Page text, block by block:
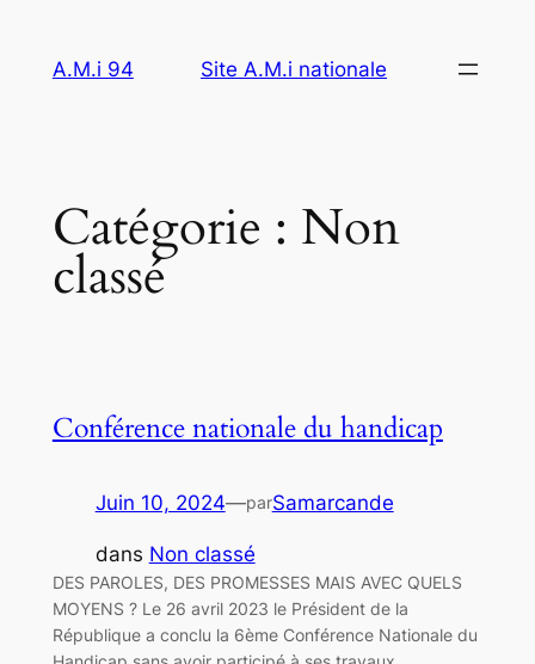
contenu
A.M.i 94 Site A.M.i nationale
Catégorie : Non
classé
Conférence nationale du handicap
Juin 10, 2024—parSamarcande
dans Non classé
DES PAROLES, DES PROMESSES MAIS AVEC QUELS
MOYENS ? Le 26 avril 2023 le Président de la
République a conclu la 6ème Conférence Nationale du